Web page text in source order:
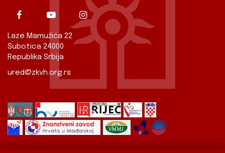
Laze Mamužića 22
Subotica 24000
Republika Srbija
ured@zkvh.org.rs